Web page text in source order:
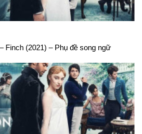
Finch (2021) – Phụ đề song ngữ